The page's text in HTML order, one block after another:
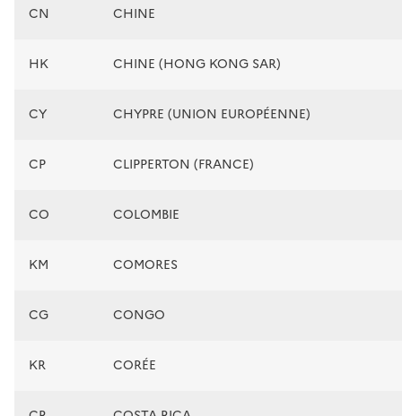
CN CHINE
HK CHINE (HONG KONG SAR)
CY CHYPRE (UNION EUROPÉENNE)
CP CLIPPERTON (FRANCE)
CO COLOMBIE
KM COMORES
CG CONGO
KR CORÉE